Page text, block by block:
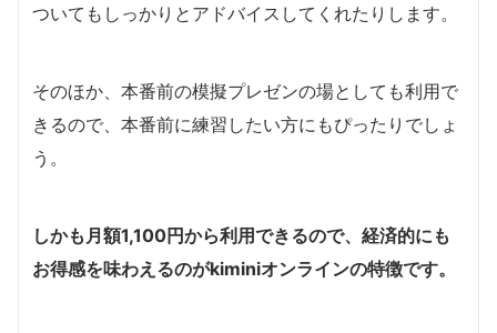
ついてもしっかりとアドバイスしてくれたりします。
そのほか、本番前の模擬プレゼンの場としても利用で
きるので、本番前に練習したい方にもぴったりでしょ
う。
しかも月額1,100円から利用できるので、経済的にも
お得感を味わえるのがkiminiオンラインの特徴です。